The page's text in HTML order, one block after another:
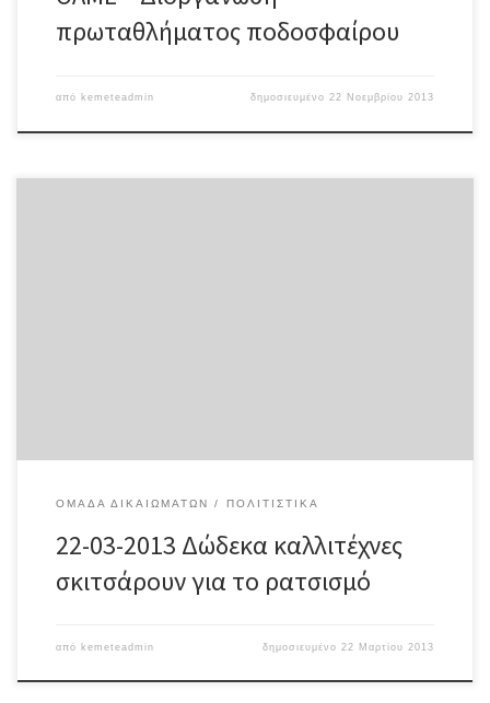
πρωταθλήματος ποδοσφαίρου
από kemeteadmin δημοσιευμένο22 Νοεμβρίου 2013
ΟΜΆΔΑ ΔΙΚΑΙΩΜΆΤΩΝ ΠΟΛΙΤΙΣΤΙΚΆ
22-03-2013 Δώδεκα καλλιτέχνες
σκιτσάρουν για το ρατσισμό
από kemeteadmin δημοσιευμένο 22 Μαρτίου 2013